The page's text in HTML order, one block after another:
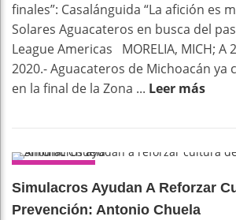
finales”: Casalánguida “La afición es
Solares Aguacateros en busca del
League Americas MORELIA, MICH; A
2020.- Aguacateros de Michoacán ya
en la final de la Zona ... Leer más
Simulacros Ayudan A Reforzar
Prevención: Antonio Chuela